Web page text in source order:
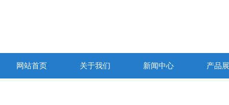
网站首页 关于我们 新闻中心 产品